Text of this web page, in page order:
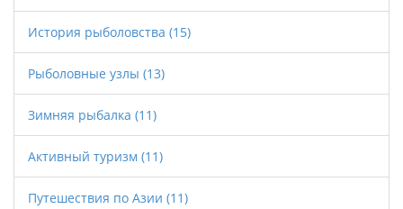
История рыболовства (15)
Рыболовные узлы (13)
Зимняя рыбалка (11)
Активный туризм (11)
Путешествия по Азии (11)